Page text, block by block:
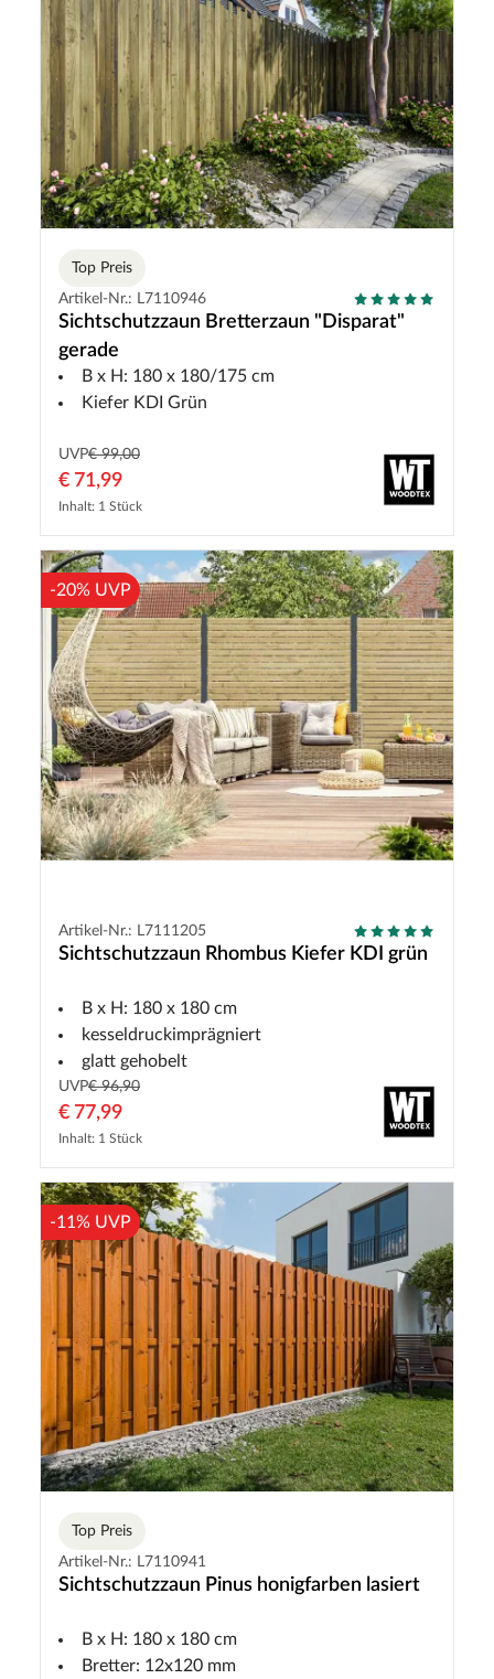
Top Preis
Artikel-Nr.: L7110946
Sichtschutzzaun Bretterzaun "Disparat"
gerade
B x H: 180 x 180/175 cm
Kiefer KDI Grün
UVP€ 99,00
€ 71,99
Inhalt: 1 Stück
-20% UVP
Artikel-Nr.: L7111205
Sichtschutzzaun Rhombus Kiefer KDI grün
B x H: 180 x 180 cm
kesseldruckimprägniert
glatt gehobelt
UVP€ 96,90
€ 77,99
Inhalt: 1 Stück
-11% UVP
Top Preis
Artikel-Nr.: L7110941
Sichtschutzzaun Pinus honigfarben lasiert
B x H: 180 x 180 cm
Bretter: 12x120 mm